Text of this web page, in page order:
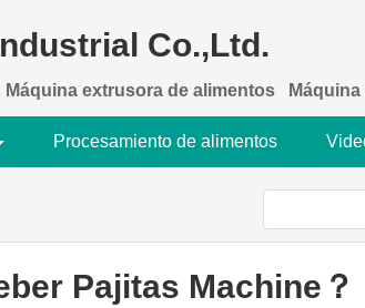
Co.,Ltd.
Máquina extrusora de alimentos
Procesamiento de alimentos
Pajitas Machine？